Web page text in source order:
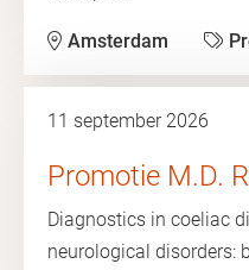
Amsterdam
11 september 2026
Promotie M.D.
Diagnostics in coeliac
neurological disorders: